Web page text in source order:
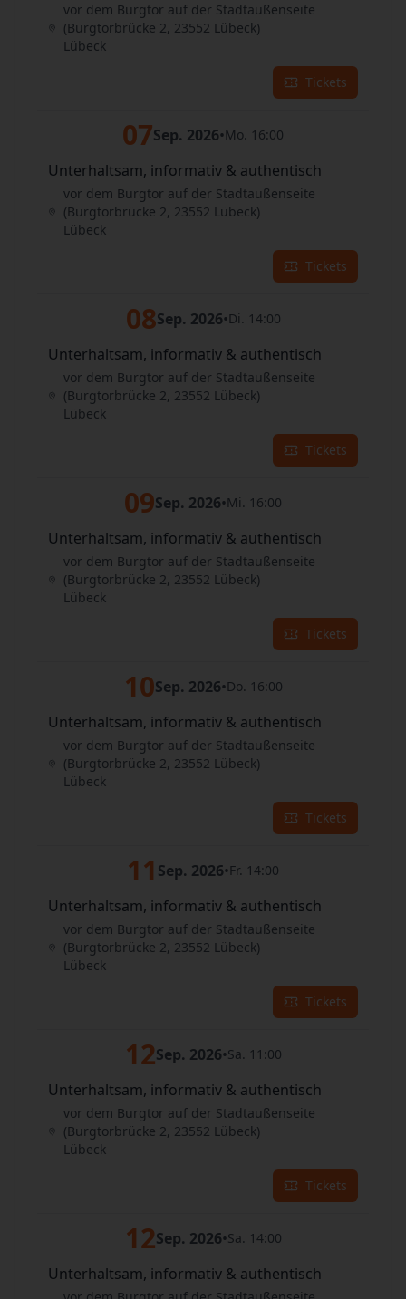
vor dem Burgtor auf der Stadtaußenseite
(Burgtorbrücke 2, 23552 Lübeck)
Lübeck
Tickets
07Sep. 2026•Mo. 16:00
Unterhaltsam, informativ & authentisch
vor dem Burgtor auf der Stadtaußenseite
(Burgtorbrücke 2, 23552 Lübeck)
Lübeck
Tickets
08Sep. 2026•Di. 14:00
Unterhaltsam, informativ & authentisch
vor dem Burgtor auf der Stadtaußenseite
(Burgtorbrücke 2, 23552 Lübeck)
Lübeck
Tickets
09Sep. 2026•Mi. 16:00
Unterhaltsam, informativ & authentisch
vor dem Burgtor auf der Stadtaußenseite
(Burgtorbrücke 2, 23552 Lübeck)
Lübeck
Tickets
10Sep. 2026•Do. 16:00
Unterhaltsam, informativ & authentisch
vor dem Burgtor auf der Stadtaußenseite
(Burgtorbrücke 2, 23552 Lübeck)
Lübeck
Tickets
11 Sep. 2026•Fr. 14:00
Unterhaltsam, informativ & authentisch
vor dem Burgtor auf der Stadtaußenseite
(Burgtorbrücke 2, 23552 Lübeck)
Lübeck
Tickets
12Sep. 2026•Sa. 11:00
Unterhaltsam, informativ & authentisch
vor dem Burgtor auf der Stadtaußenseite
(Burgtorbrücke 2, 23552 Lübeck)
Lübeck
Tickets
12Sep. 2026•Sa. 14:00
Unterhaltsam, informativ & authentisch